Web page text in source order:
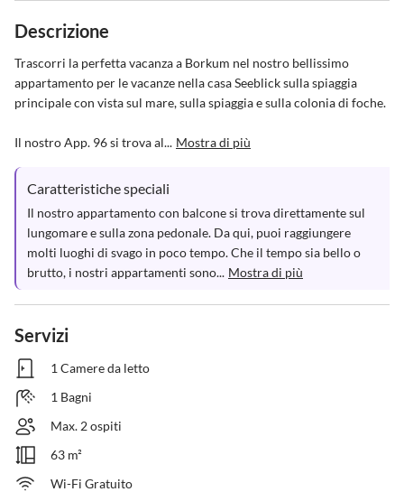
Descrizione
Trascorri la perfetta vacanza a Borkum nel nostro bellissimo
appartamento per le vacanze nella casa Seeblick sulla spiaggia
principale con vista sul mare, sulla spiaggia e sulla colonia di foche.
Il nostro App. 96 si trova al... Mostra di più
Caratteristiche speciali
Il nostro appartamento con balcone si trova direttamente sul
lungomare e sulla zona pedonale. Da qui, puoi raggiungere
molti luoghi di svago in poco tempo. Che il tempo sia bello o
brutto, i nostri appartamenti sono... Mostra di più
Servizi
1 Camere da letto
1 Bagni
Max. 2 ospiti
63 m²
Wi-Fi Gratuito